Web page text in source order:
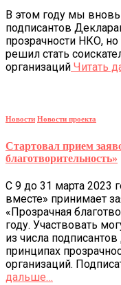
В этом году мы
подписантов
прозрачности НКО, но
решил стать
организаций Читать
Новости Новости проекта
Стартовал прием
благотворительность»
С 9 до 31 марта 2023
вместе» принимает
«Прозрачная
году. Участвовать
из числа
принципах
организаций.
дальше…